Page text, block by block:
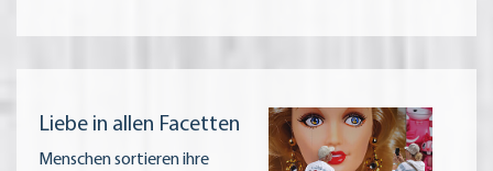
Liebe in allen Facetten
Menschen sortieren ihre